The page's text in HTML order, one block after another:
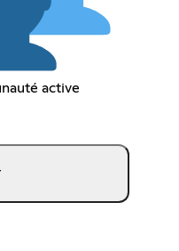
active